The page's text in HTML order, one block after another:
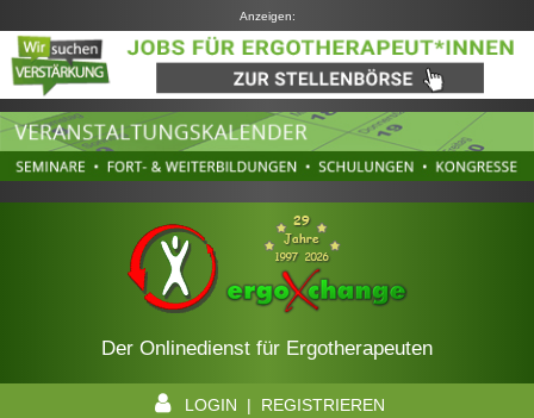
Anzeigen:
Der Onlinedienst für Ergotherapeuten
LOGIN | REGISTRIEREN